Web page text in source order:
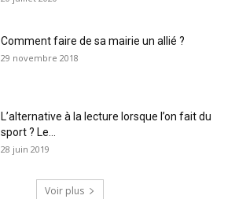
Comment faire de sa mairie un allié ?
29 novembre 2018
L’alternative à la lecture lorsque l’on fait du
sport ? Le...
28 juin 2019
Voir plus